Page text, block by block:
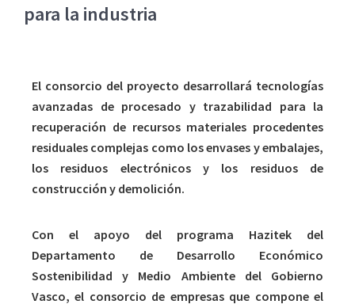
para la industria
El consorcio del proyecto desarrollará tecnologías
avanzadas de procesado y trazabilidad para la
recuperación de recursos materiales procedentes
residuales complejas como los envases y embalajes,
los residuos electrónicos y los residuos de
construcción y demolición.
Con el apoyo del programa Hazitek del
Departamento de Desarrollo Económico
Sostenibilidad y Medio Ambiente del Gobierno
Vasco, el consorcio de empresas que compone el